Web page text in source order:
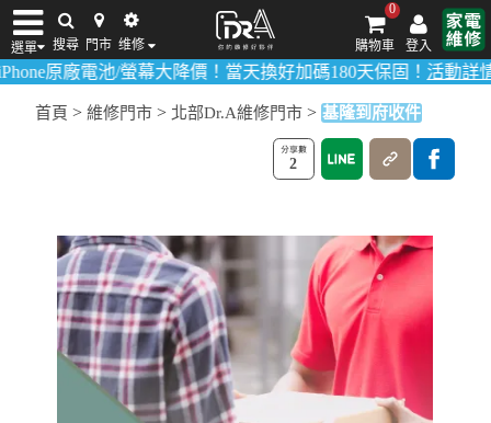
選單 搜尋 門市 维修 登入
0
購物車
iPhone維修/價格 筆電維修/價格 Android手機維修/價格 MacBook維修/價
電池/螢幕大降價！當天換好加碼180天保固！活動詳情請點我！
首頁 >維修門市 > 北部Dr.A維修門市 > 基隆到府收件
2